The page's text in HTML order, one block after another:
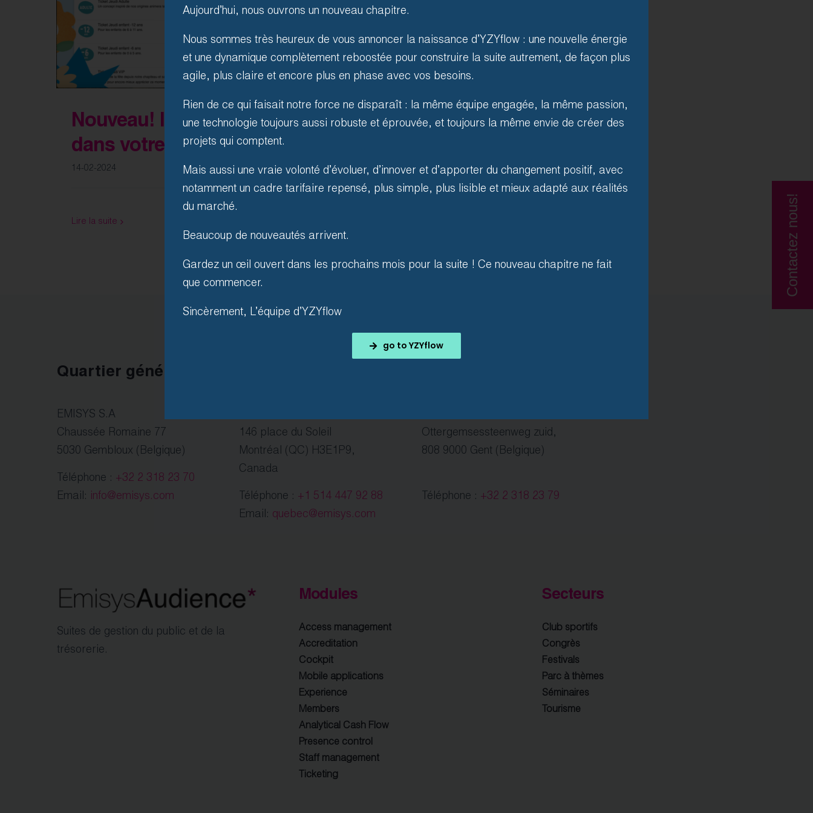
Nouveau! Intégrez notre billetterie
dans votre site web!
14-02-2024
Lire la suite Contactez nous!
Quartier général
EMISYS S.A
Chaussée Romaine 77
5030 Gembloux (Belgique)
Téléphone : +32 2 318 23 70
Email: info@emisys.com
146 place du Soleil
Montréal (QC) H3E1P9,
Canada
Téléphone : +1 514 447 92 88
Email: quebec@emisys.com
Ottergemsessteenweg zuid,
808 9000 Gent (Belgique)
Téléphone : +32 2 318 23 79
Suites de gestion du public et de la
trésorerie.
Modules
Access management
Accreditation
Cockpit
Mobile applications
Experience
Members
Analytical Cash Flow
Presence control
Staff management
Ticketing
Secteurs
Club sportifs
Congrès
Festivals
Parc à thèmes
Séminaires
Tourisme
Aujourd’hui, nous ouvrons un nouveau chapitre.
Nous sommes très heureux de vous annoncer la naissance d’YZYflow : une nouvelle énergie
et une dynamique complètement reboostée pour construire la suite autrement, de façon plus
agile, plus claire et encore plus en phase avec vos besoins.
Rien de ce qui faisait notre force ne disparaît : la même équipe engagée, la même passion,
une technologie toujours aussi robuste et éprouvée, et toujours la même envie de créer des
projets qui comptent.
Mais aussi une vraie volonté d’évoluer, d’innover et d’apporter du changement positif, avec
notamment un cadre tarifaire repensé, plus simple, plus lisible et mieux adapté aux réalités
du marché.
Beaucoup de nouveautés arrivent.
Gardez un œil ouvert dans les prochains mois pour la suite ! Ce nouveau chapitre ne fait
que commencer.
Sincèrement, L’équipe d’YZYflow
go to YZYflow